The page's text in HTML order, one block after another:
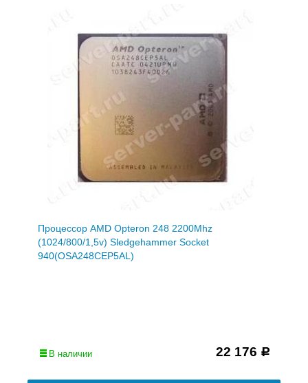
Процессор AMD Opteron 248 2200Mhz
(1024/800/1,5v) Sledgehammer Socket
940(OSA248CEP5AL)
В наличии 22 176 Р